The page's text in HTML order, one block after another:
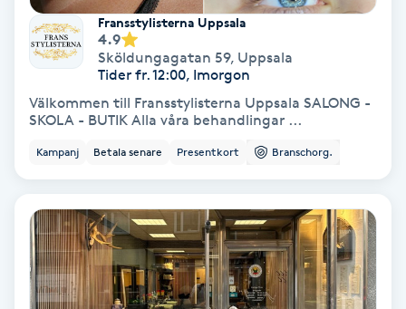
Extensions borttagning
Eyeliner-tatuering
Faceliftmassage
Fet hårbotten
Fettreducering
Fransstylisterna Uppsala
4.9
Sköldungagatan 59, Uppsala
Tider fr. 12:00, Imorgon
Välkommen till Fransstylisterna Uppsala SALONG -
SKOLA - BUTIK Alla våra behandlingar ...
Kampanj Betala senare Presentkort Branschorg.